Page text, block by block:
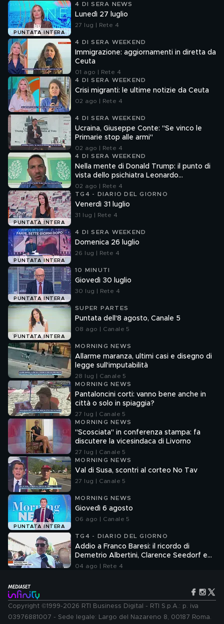
PUNTATA INTERA
4 DI SERA NEWS
Lunedì 27 luglio
27 lug | Rete 4
4 DI SERA WEEKEND
Immigrazione: aggiornamenti in diretta da
Ceuta
01 ago | Rete 4
4 DI SERA WEEKEND
Crisi migranti: le ultime notizie da Ceuta
02 ago | Rete 4
4 DI SERA WEEKEND
Ucraina, Giuseppe Conte: "Se vinco le
Primarie stop alle armi"
02 ago | Rete 4
4 DI SERA WEEKEND
Nella mente di Donald Trump: il punto di
vista dello psichiatra Leonardo
Mendolicchio
02 ago | Rete 4
PUNTATA INTERA
TG4 - DIARIO DEL GIORNO
Venerdì 31 luglio
31 lug | Rete 4
PUNTATA INTERA
4 DI SERA WEEKEND
Domenica 26 luglio
26 lug | Rete 4
PUNTATA INTERA
10 MINUTI
Giovedì 30 luglio
30 lug | Rete 4
PUNTATA INTERA
SUPER PARTES
Puntata dell'8 agosto, Canale 5
08 ago | Canale 5
MORNING NEWS
Allarme maranza, ultimi casi e disegno di
legge sull'imputabilità
28 lug | Canale 5
MORNING NEWS
Pantaloncini corti: vanno bene anche in
città o solo in spiaggia?
27 lug | Canale 5
MORNING NEWS
"Scosciata" in conferenza stampa: fa
discutere la vicesindaca di Livorno
27 lug | Canale 5
MORNING NEWS
Val di Susa, scontri al corteo No Tav
27 lug | Canale 5
PUNTATA INTERA
MORNING NEWS
Giovedì 6 agosto
06 ago | Canale 5
TG4 - DIARIO DEL GIORNO
Addio a Franco Baresi: il ricordo di
Demetrio Albertini, Clarence Seedorf e
Giovanni Galli
04 ago | Rete 4
Copyright ©1999-2026 RTI Business Digital - RTI S.p.A.: p. iva
03976881007 - Sede legale: Largo del Nazareno 8, 00187 Roma.